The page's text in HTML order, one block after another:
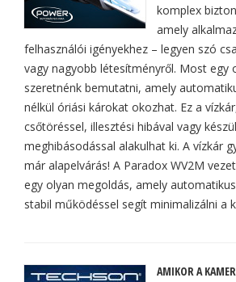
komplex
amely
felhasználói igényekhez – legyen szó
vagy nagyobb létesítményről. Most egy
szeretnénk bemutatni, amely
nélkül óriási károkat okozhat. Ez a
csőtöréssel, illesztési hibával vagy
meghibásodással alakulhat ki. A vízkár
már alapelvárás! A Paradox WV2M
egy olyan megoldás, amely
stabil működéssel segít minimalizálni a
AMIKOR A